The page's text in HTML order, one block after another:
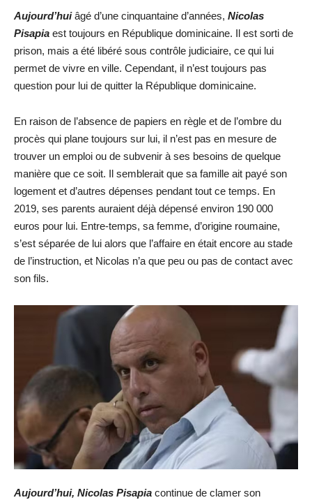
Aujourd’huiâgé d’une cinquantaine d’années, Nicolas
Pisapia est toujours en République dominicaine. Il est sorti de
prison, mais a été libéré sous contrôle judiciaire, ce qui lui
permet de vivre en ville. Cependant, il n’est toujours pas
question pour lui de quitter la République dominicaine.
En raison de l’absence de papiers en règle et de l’ombre du
procès qui plane toujours sur lui, il n’est pas en mesure de
trouver un emploi ou de subvenir à ses besoins de quelque
manière que ce soit. Il semblerait que sa famille ait payé son
logement et d’autres dépenses pendant tout ce temps. En
2019, ses parents auraient déjà dépensé environ 190 000
euros pour lui. Entre-temps, sa femme, d’origine roumaine,
s’est séparée de lui alors que l’affaire en était encore au stade
de l’instruction, et Nicolas n’a que peu ou pas de contact avec
son fils.
Aujourd’hui, Nicolas Pisapia continue de clamer son